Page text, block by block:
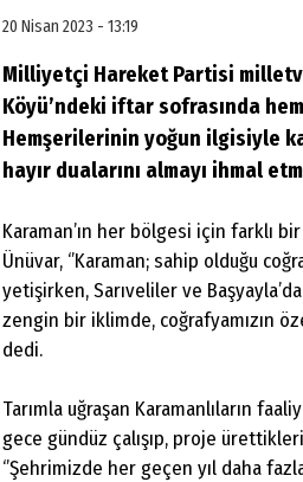
20 Nisan 2023 - 13:19
Milliyetçi Hareket Partisi
Köyü’ndeki iftar sofrasında
Hemşerilerinin yoğun ilgisiyle
hayır dualarını almayı ihmal
Karaman’ın her bölgesi için farklı
Ünüvar, ‘’Karaman; sahip olduğu
yetişirken, Sarıveliler ve
zengin bir iklimde, coğrafyamızın
dedi.
Tarımla uğraşan Karamanlıların
gece gündüz çalışıp, proje
‘’Şehrimizde her geçen yıl daha